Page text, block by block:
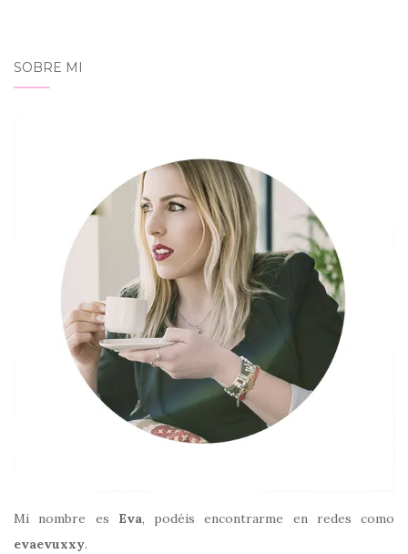
SOBRE MI
Mi nombre es Eva, podéis encontrarme en redes como
evaevuxxy.